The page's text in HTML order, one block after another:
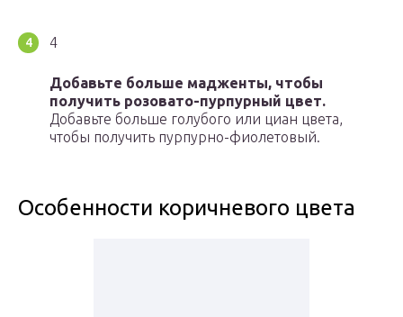
4
Добавьте больше мадженты, чтобы
получить розовато-пурпурный цвет.
Добавьте больше голубого или циан цвета,
чтобы получить пурпурно-фиолетовый.
Особенности коричневого цвета